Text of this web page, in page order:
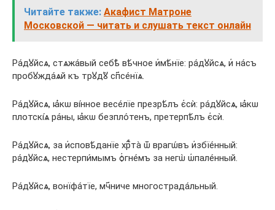
Читайте также: Акафист Матроне
Московской — читать и слушать текст онлайн
Ра́дꙋйсѧ, стѧжа́вый себѣ̀ вѣ́чное и҆мѣ́нїе: ра́дꙋйсѧ, и҆ на́съ
пробꙋжда́ѧй къ трꙋдꙋ̀ сп҃се́нїѧ.
Ра́дꙋйсѧ, ꙗ҆́кѡ ві́нное весе́лїе презрѣ́лъ є҆сѝ: ра́дꙋйсѧ, ꙗ҆́кѡ
плотскі́ѧ ра́ны, ꙗ҆́кѡ безпло́тенъ, претерпѣ́лъ є҆сѝ.
Ра́дꙋйсѧ, за и҆сповѣ́данїе хрⷭ҇та̀ ѿ врагѡ́въ и҆збїе́нный:
ра́дꙋйсѧ, нестерпи́мымъ ѻ҆гне́мъ за негѡ̀ ѡ҆пале́нный.
Ра́дꙋйсѧ, вонїфа́тїе, мч҃ниче многострада́льный.